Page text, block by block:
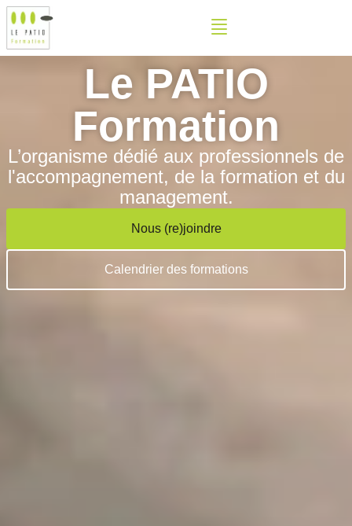
principal
Le PATIO
Formation
L’organisme dédié aux professionnels de
l'accompagnement, de la formation et du
management.
Nous (re)joindre
Calendrier des formations